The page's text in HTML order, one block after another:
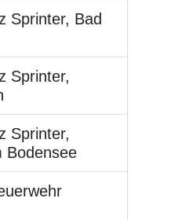
Sprinter, Bad
Sprinter,
Sprinter,
Bodensee